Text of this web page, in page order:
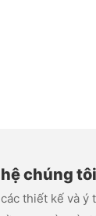
chúng tôi
thiết kế và ý